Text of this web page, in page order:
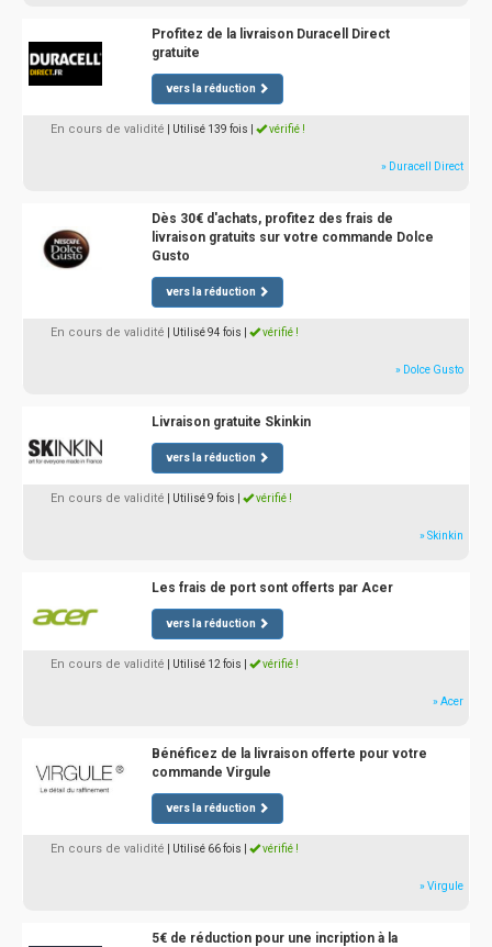
Profitez de la livraison Duracell Direct
gratuite
vers la réduction
En cours de validité | Utilisé 139 fois vérifié !
» Duracell Direct
Dès 30€ d'achats, profitez des frais de
livraison gratuits sur votre commande Dolce
Gusto
vers la réduction
En cours de validité | Utilisé 94 fois vérifié !
» Dolce Gusto
Livraison gratuite Skinkin
vers la réduction
En cours de validité | Utilisé 9 fois vérifié !
» Skinkin
Les frais de port sont offerts par Acer
vers la réduction
En cours de validité | Utilisé 12 fois vérifié !
» Acer
Bénéficez de la livraison offerte pour votre
commande Virgule
vers la réduction
En cours de validité | Utilisé 66 fois vérifié !
» Virgule
5€ de réduction pour une incription à la